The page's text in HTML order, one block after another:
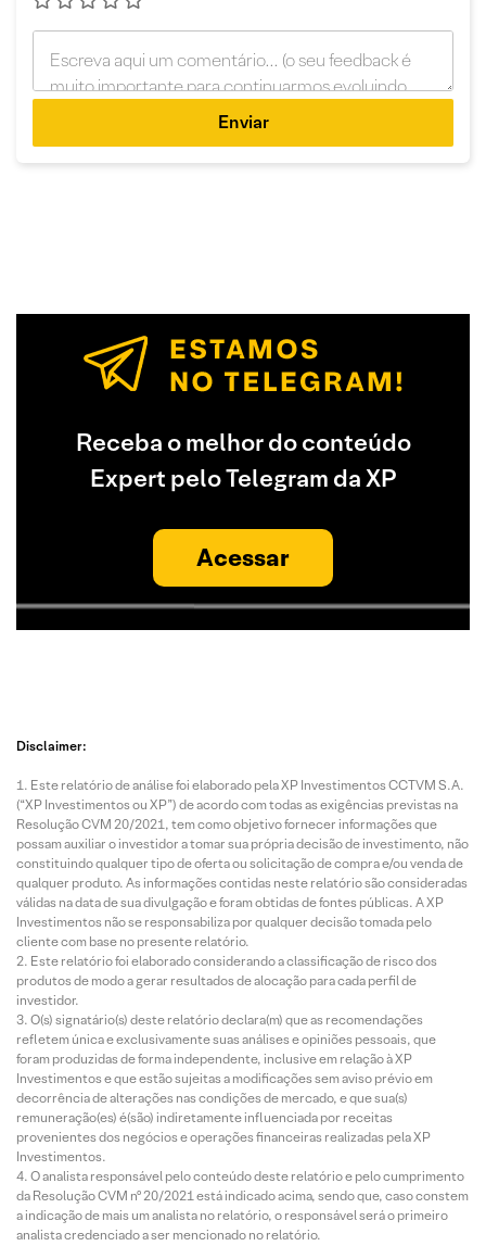
Enviar
Receba o melhor do conteúdo
Expert pelo Telegram da XP
Acessar
Disclaimer:
Este relatório de análise foi elaborado pela XP Investimentos CCTVM S.A.
(“XP Investimentos ou XP”) de acordo com todas as exigências previstas na
Resolução CVM 20/2021, tem como objetivo fornecer informações que
possam auxiliar o investidor a tomar sua própria decisão de investimento, não
constituindo qualquer tipo de oferta ou solicitação de compra e/ou venda de
qualquer produto. As informações contidas neste relatório são consideradas
válidas na data de sua divulgação e foram obtidas de fontes públicas. A XP
Investimentos não se responsabiliza por qualquer decisão tomada pelo
cliente com base no presente relatório.
Este relatório foi elaborado considerando a classificação de risco dos
produtos de modo a gerar resultados de alocação para cada perfil de
investidor.
O(s) signatário(s) deste relatório declara(m) que as recomendações
refletem única e exclusivamente suas análises e opiniões pessoais, que
foram produzidas de forma independente, inclusive em relação à XP
Investimentos e que estão sujeitas a modificações sem aviso prévio em
decorrência de alterações nas condições de mercado, e que sua(s)
remuneração(es) é(são) indiretamente influenciada por receitas
provenientes dos negócios e operações financeiras realizadas pela XP
Investimentos.
O analista responsável pelo conteúdo deste relatório e pelo cumprimento
da Resolução CVM nº 20/2021 está indicado acima, sendo que, caso constem
a indicação de mais um analista no relatório, o responsável será o primeiro
analista credenciado a ser mencionado no relatório.